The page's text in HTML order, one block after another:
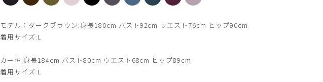
モデル：ダークブラウン:身長180cm バスト92cm ウエスト76cm ヒップ90cm
着用サイズ:L
カーキ:身長184cm バスト80cm ウエスト68cm ヒップ89cm
着用サイズ:L